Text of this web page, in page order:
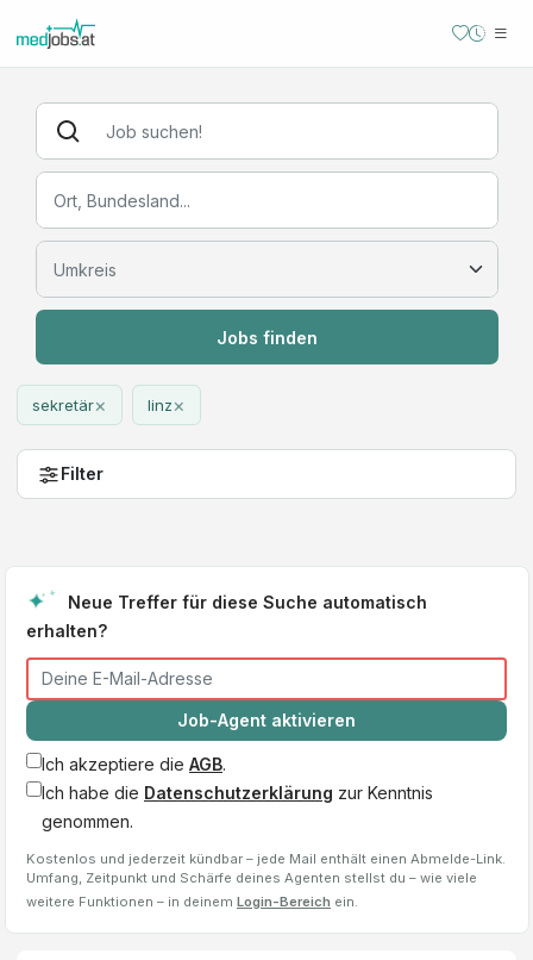
Jobs finden
sekretär× linz×
Filter
Neue Treffer für diese Suche automatisch
erhalten?
Job-Agent aktivieren
Ich akzeptiere die AGB.
Ich habe die Datenschutzerklärung zur Kenntnis
genommen.
Kostenlos und jederzeit kündbar – jede Mail enthält einen Abmelde-Link.
Umfang, Zeitpunkt und Schärfe deines Agenten stellst du – wie viele
weitere Funktionen – in deinem Login-Bereich ein.